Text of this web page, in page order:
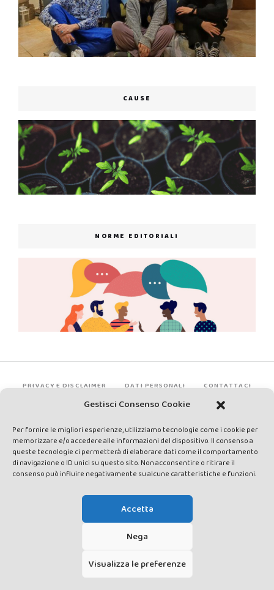
Gestisci Consenso Cookie
Per fornire le migliori esperienze, utilizziamo tecnologie come i cookie per
memorizzare e/o accedere alle informazioni del dispositivo. Il consenso a
queste tecnologie ci permetterà di elaborare dati come il comportamento
di navigazione o ID unici su questo sito. Non acconsentire o ritirare il
consenso può influire negativamente su alcune caratteristiche e funzioni.
Accetta
Nega
Visualizza le preferenze
CAUSE
NORME EDITORIALI
PRIVACY E DISCLAIMER DATI PERSONALI CONTATTACI
rights reserved - Testata registrata presso il Tribunale di Siena con
autorizzazione n°1 del 12/04/2014 - Direttrice Responsabile: Chiara
Cacace - E-mail: direzione@lavaldichiana.it - Editore: Valdichiana
Media Srl – P.IVA e C.F. 01377300528 –
10, Torrita di Siena (SI) - Iscrizione al Registro degli Operatori di